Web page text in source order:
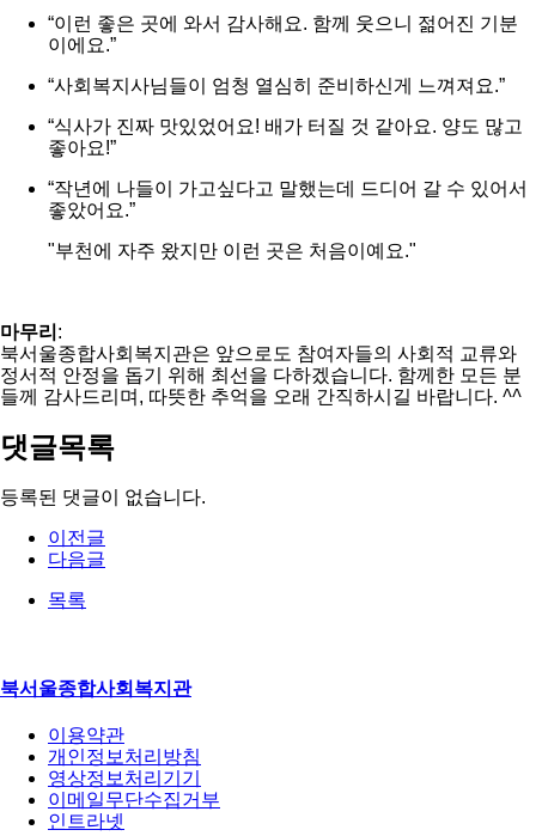
“이런 좋은 곳에 와서 감사해요. 함께 웃으니 젊어진 기분
이에요.”
“사회복지사님들이 엄청 열심히 준비하신게 느껴져요.”
“식사가 진짜 맛있었어요! 배가 터질 것 같아요. 양도 많고
좋아요!”
“작년에 나들이 가고싶다고 말했는데 드디어 갈 수 있어서
좋았어요.”
"부천에 자주 왔지만 이런 곳은 처음이예요."
마무리 :
북서울종합사회복지관은 앞으로도 참여자들의 사회적 교류와
정서적 안정을 돕기 위해 최선을 다하겠습니다. 함께한 모든 분
들께 감사드리며, 따뜻한 추억을 오래 간직하시길 바랍니다. ^^
댓글목록
등록된 댓글이 없습니다.
이전글
다음글
목록
북서울종합사회복지관
이용약관
개인정보처리방침
영상정보처리기기
이메일무단수집거부
인트라넷